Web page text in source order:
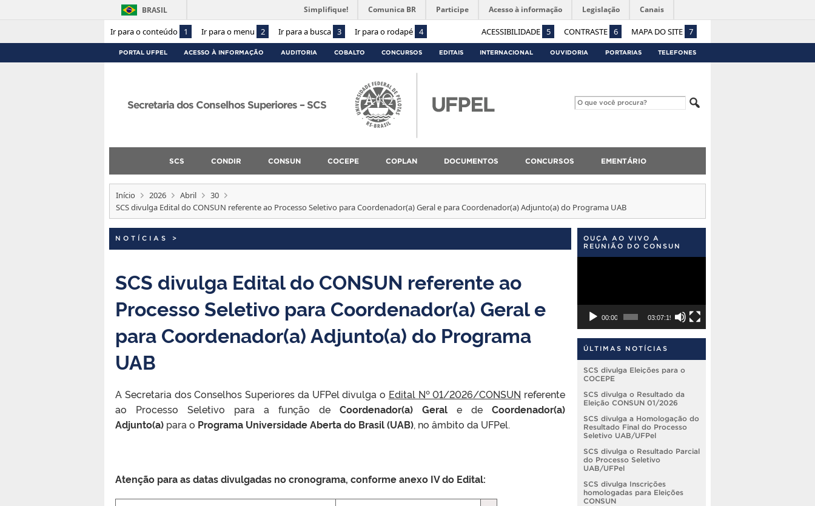
Ir para o conteúdo 1 Ir para o menu 2 Ir para a busca 3 Ir para o rodapé 4 ACESSIBILIDADE 5 CONTRASTE 6 MAPA DO SITE 7
BRASIL Simplifique! Comunica BR Participe Acesso à informação Legislação Canais
PORTAL UFPEL ACESSO À INFORMAÇÃO AUDITORIA COBALTO CONCURSOS EDITAIS INTERNACIONAL OUVIDORIA PORTARIAS TELEFONES
Secretaria dos Conselhos Superiores – SCS
SCS CONDIR CONSUN COCEPE COPLAN DOCUMENTOS CONCURSOS EMENTÁRIO
Início 2026 Abril
30
SCS divulga Edital do CONSUN referente ao Processo Seletivo para Coordenador(a) Geral e para Coordenador(a) Adjunto(a) do Programa UAB
NOTÍCIAS >
SCS divulga Edital do CONSUN referente ao
Processo Seletivo para Coordenador(a) Geral e
para Coordenador(a) Adjunto(a) do Programa
UAB
A Secretaria dos Conselhos Superiores da UFPel divulga o Edital Nº 01/2026/CONSUN referente
ao Processo Seletivo para a função de Coordenador(a) Geral e de Coordenador(a)
Adjunto(a) para o Programa Universidade Aberta do Brasil (UAB), no âmbito da UFPel.
Atenção para as datas divulgadas no cronograma, conforme anexo IV do Edital:
OUÇA AO VIVO A
REUNIÃO DO CONSUN
00:00 03:07:19
ÚLTIMAS NOTÍCIAS
SCS divulga Eleições para o
COCEPE
SCS divulga o Resultado da
Eleição CONSUN 01/2026
SCS divulga a Homologação do
Resultado Final do Processo
Seletivo UAB/UFPel
SCS divulga o Resultado Parcial
do Processo Seletivo
UAB/UFPel
SCS divulga Inscrições
homologadas para Eleições
CONSUN